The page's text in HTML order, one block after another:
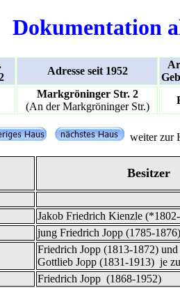
Dokumentation
Adresse seit 1952
Markgröninger Str. 2
(An der Markgröninger Str.)
weiter zur
Besitzer
Jakob Friedrich Kienzle
jung Friedrich Jopp (1785-1876)
Friedrich Jopp (1813-1872) und
Gottlieb Jopp (1831-1913) je
Friedrich Jopp (1868-1952)